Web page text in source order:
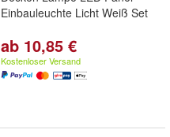
Einbauleuchte Licht Weiß Set
ab 10,85 €
Kostenloser Versand